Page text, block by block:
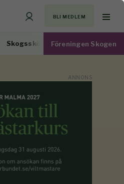
BLI MEDLEM
Skogsskötsel Virkesmarknad
Föreningen Skogen